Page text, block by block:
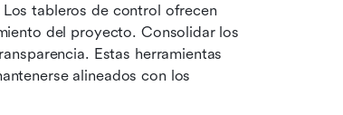
Los tableros de control ofrecen
del proyecto. Consolidar los
Estas herramientas
alineados con los